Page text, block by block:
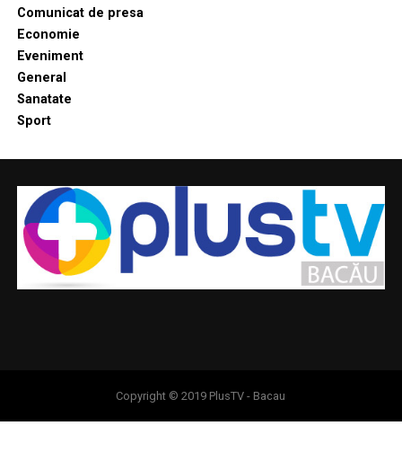
Comunicat de presa
Economie
Eveniment
General
Sanatate
Sport
Copyright © 2019 PlusTV - Bacau